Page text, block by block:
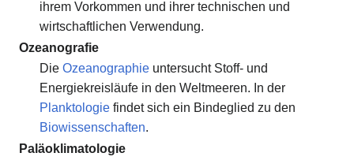
ihrem Vorkommen und ihrer technischen und
wirtschaftlichen Verwendung.
Ozeanografie
Die Ozeanographieuntersucht Stoff- und
Energiekreisläufe in den Weltmeeren. In der
Planktologiefindet sich ein Bindeglied zu den
Biowissenschaften.
Paläoklimatologie